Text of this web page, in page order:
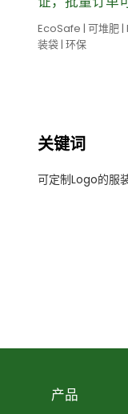
EcoSafe | 可堆肥 |
装袋 | 环保
关键词
可定制Logo的服
产品